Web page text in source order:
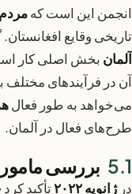
انجمن این است کهمردم
تاریخی وقایع افغانستان.
آلمان بخش اصلی کار
می‌خواهد به طور فعال
طرح‌های فعال در آلمان.
بررسی
درژانویه ۲۰۲۲ تأکید کرد